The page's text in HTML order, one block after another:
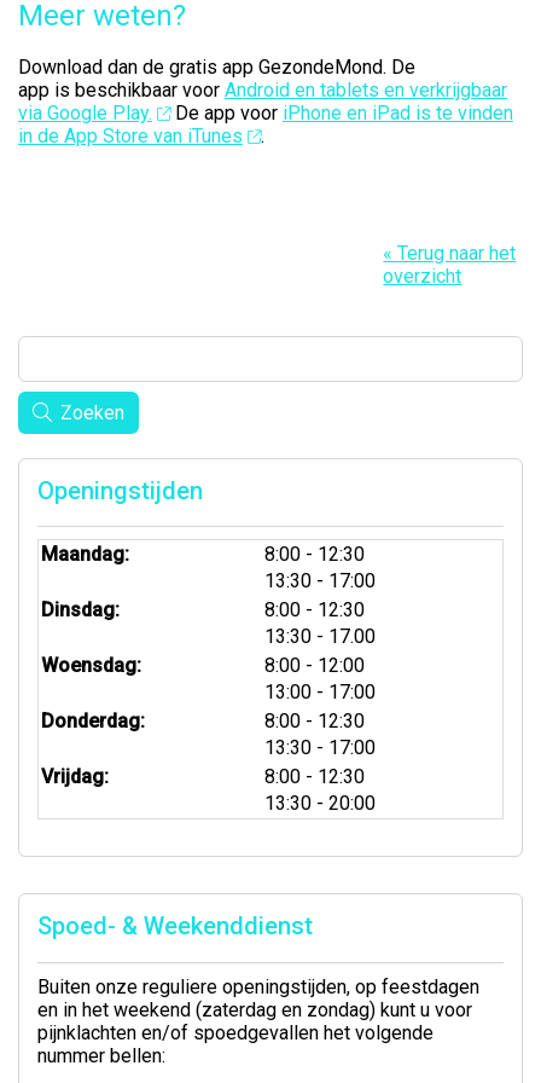
Meer weten?
Download dan de gratis app GezondeMond. De
app is beschikbaar voor Android en tablets en verkrijgbaar
via Google Play.
De app voor iPhone en iPad is te vinden
in de App Store van iTunes
.
« Terug naar het
overzicht
Zoeken
Openingstijden
Maandag: 8:00 tot
- 12:30
13:30 tot
- 17:00
Dinsdag:
8:00 tot
- 12:30
13:30 tot
- 17.00
Woensdag:
8:00 tot
- 12:00
13:00 tot
- 17:00
Donderdag:
8:00 tot
- 12:30
13:30 tot
- 17:00
Vrijdag:
8:00 tot
- 12:30
13:30 tot
- 20:00
Spoed- & Weekenddienst
Buiten onze reguliere openingstijden, op feestdagen
en in het weekend (zaterdag en zondag) kunt u voor
pijnklachten en/of spoedgevallen het volgende
nummer bellen: